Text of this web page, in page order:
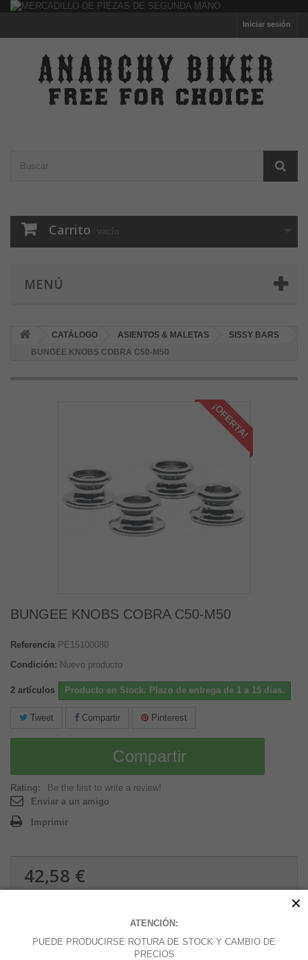
Iniciar sesión
Carrito vacío
MENÚ
CATÁLOGO ASIENTOS & MALETAS
SISSY BARS
BUNGEE KNOBS COBRA C50-M50
¡OFERTA!
BUNGEE KNOBS COBRA C50-M50
Referencia PE15100080
Condición: Nuevo producto
2 artículos Producto en Stock. Plazo de entrega de 1 a 15 días.
Tweet Compartir Pinterest
Compartir
Rating:
Be the first to write a review!
Enviar a un amigo
Imprimir
42,58 €
ATENCIÓN:
PUEDE PRODUCIRSE ROTURA DE STOCK Y CAMBIO DE
PRECIOS
×